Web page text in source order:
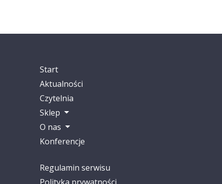
Start
Aktualności
Czytelnia
Sklep
O nas
Konferencje
Regulamin serwisu